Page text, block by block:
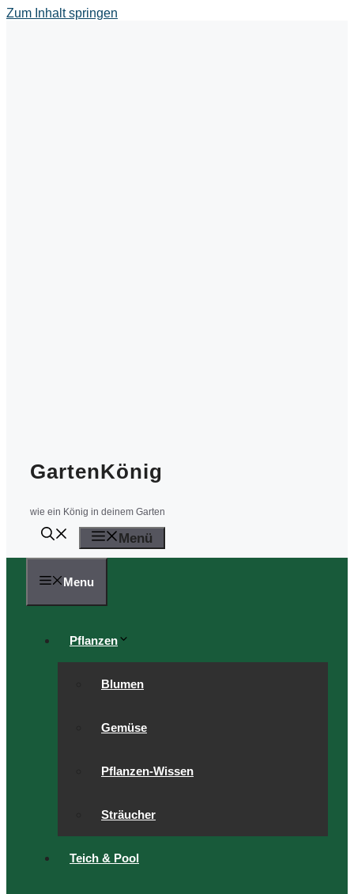
Zum Inhalt springen
GartenKönig
wie ein König in deinem Garten
Menü
Menu
Pflanzen
Blumen
Gemüse
Pflanzen-Wissen
Sträucher
Teich & Pool